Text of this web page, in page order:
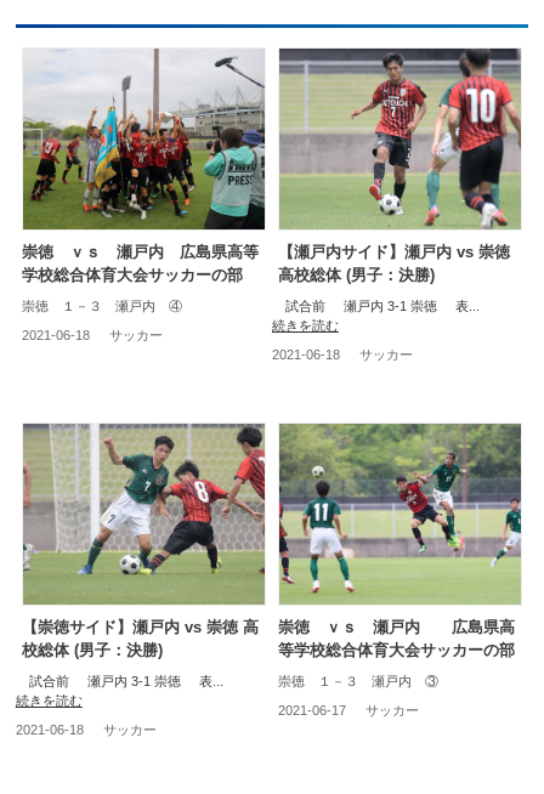
崇徳 ｖｓ 瀬戸内 広島県高等
学校総合体育大会サッカーの部
崇徳 １－３ 瀬戸内 ④
2021-06-18
サッカー
【瀬戸内サイド】瀬戸内 vs 崇徳
高校総体 (男子：決勝)
試合前 瀬戸内 3-1 崇徳 表...
続きを読む
2021-06-18
サッカー
【崇徳サイド】瀬戸内 vs 崇徳 高
校総体 (男子：決勝)
試合前 瀬戸内 3-1 崇徳 表...
続きを読む
2021-06-18
サッカー
崇徳 ｖｓ 瀬戸内 広島県高
等学校総合体育大会サッカーの部
崇徳 １－３ 瀬戸内 ③
2021-06-17
サッカー